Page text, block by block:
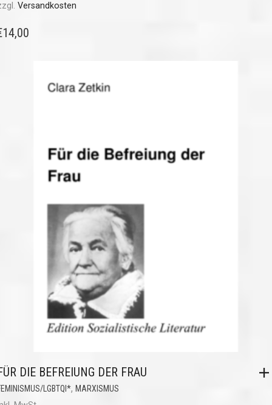
Versandkosten
14,00
DIE BEFREIUNG DER FRAU
LGBTQI*, MARXISMUS